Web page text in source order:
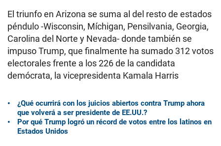
El triunfo en Arizona se suma al del resto de estados
péndulo -Wisconsin, Míchigan, Pensilvania, Georgia,
Carolina del Norte y Nevada- donde también se
impuso Trump, que finalmente ha sumado 312 votos
electorales frente a los 226 de la candidata
demócrata, la vicepresidenta Kamala Harris
¿Qué ocurrirá con los juicios abiertos contra Trump ahora
que volverá a ser presidente de EE.UU.?
Por qué Trump logró un récord de votos entre los latinos en
Estados Unidos